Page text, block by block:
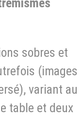
sobres et
(images
variant au
table et deux